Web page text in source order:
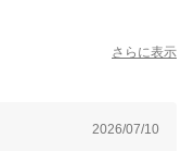
さらに表示
2026/07/10